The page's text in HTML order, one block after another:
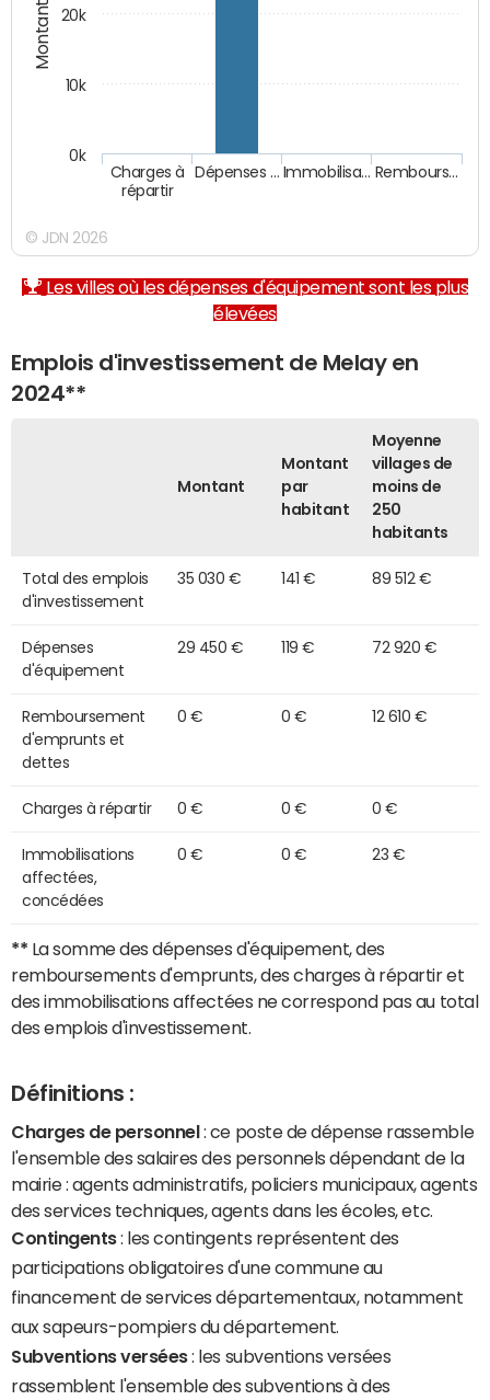
Charges à
répartir
Dépenses … Immobilisa… Rembours…
0k
10k
20k
© JDN 2026
Les villes où les dépenses d'équipement sont les plus
élevées
Emplois d'investissement de Melay en
2024**
Montant
Montant
par
habitant
Moyenne
villages de
moins de
250
habitants
Total des emplois
d'investissement
35 030 € 141 € 89 512 €
Dépenses
d'équipement
29 450 € 119 € 72 920 €
Remboursement
d'emprunts et
dettes
0 € 0 € 12 610 €
Charges à répartir 0 € 0 € 0 €
Immobilisations
affectées,
concédées
0 € 0 € 23 €
** La somme des dépenses d'équipement, des
remboursements d'emprunts, des charges à répartir et
des immobilisations affectées ne correspond pas au total
des emplois d'investissement.
Définitions :
Charges de personnel : ce poste de dépense rassemble
l'ensemble des salaires des personnels dépendant de la
mairie : agents administratifs, policiers municipaux, agents
des services techniques, agents dans les écoles, etc.
Contingents: les contingents représentent des
participations obligatoires d'une commune au
financement de services départementaux, notamment
aux sapeurs-pompiers du département.
Subventions versées: les subventions versées
rassemblent l'ensemble des subventions à des